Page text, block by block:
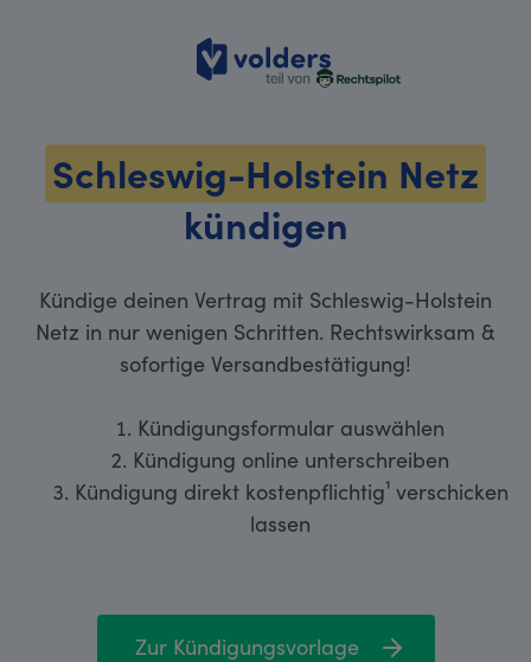
volders
Schleswig-Holstein Netz
kündigen
Kündige deinen Vertrag mit Schleswig-Holstein
Netz in nur wenigen Schritten. Rechtswirksam &
sofortige Versandbestätigung!
Kündigungsformular auswählen
Kündigung online unterschreiben
Kündigung direkt kostenpflichtig¹ verschicken
lassen
Zur Kündigungsvorlage